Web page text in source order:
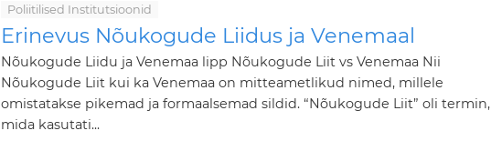
Poliitilised Institutsioonid
Erinevus Nõukogude Liidus ja Venemaal
Nõukogude Liidu ja Venemaa lipp Nõukogude Liit vs Venemaa Nii
Nõukogude Liit kui ka Venemaa on mitteametlikud nimed, millele
omistatakse pikemad ja formaalsemad sildid. “Nõukogude Liit” oli termin,
mida kasutati...